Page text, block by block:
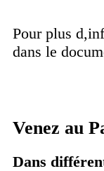
Pour plus
dans le
Venez au
Dans